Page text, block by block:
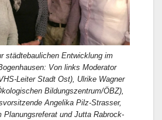
städtebaulichen Entwicklung im
Von links Moderator
Leiter Stadt Ost), Ulrike Wagner
Bildungszentrum/ÖBZ),
Angelika Pilz-Strasser,
Planungsreferat und Jutta Rabrock-